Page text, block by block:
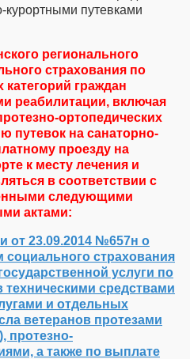
курортными путевками
регионального
страхования по
граждан
реабилитации, включая
ортопедических
путевок на санаторно-
проезду на
к месту лечения и
в соответствии с
следующими
актами:
от 23.09.2014 №657н о
страхования
услуги по
средствами
и отдельных
ветеранов протезами
протезно-
а также по выплате